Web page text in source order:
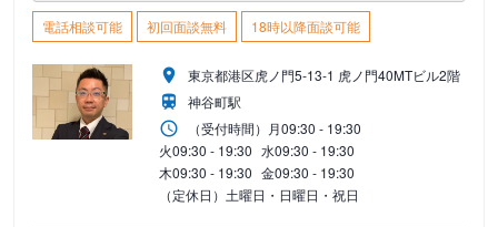
電話相談可能 初回面談無料 18時以降面談可能
東京都港区虎ノ門5-13-1 虎ノ門40MTビル2階
神谷町駅
（受付時間） 月09:30 - 19:30
火09:30 - 19:30 水09:30 - 19:30
木09:30 - 19:30 金09:30 - 19:30
（定休日）土曜日・日曜日・祝日